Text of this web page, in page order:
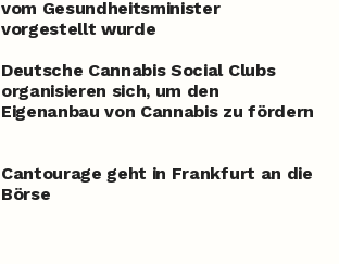
vom Gesundheitsminister
vorgestellt wurde
Deutsche Cannabis Social Clubs
organisieren sich, um den
Eigenanbau von Cannabis zu fördern
Cantourage geht in Frankfurt an die
Börse